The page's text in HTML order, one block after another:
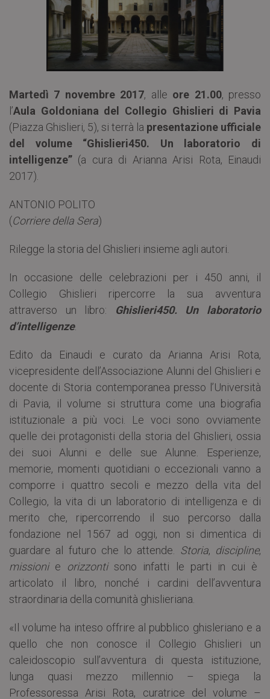
Martedì 7 novembre 2017, alle ore 21.00, presso
l’Aula Goldoniana del Collegio Ghislieri di Pavia
(Piazza Ghislieri, 5), si terrà la presentazione ufficiale
del volume “Ghislieri450. Un laboratorio di
intelligenze” (a cura di Arianna Arisi Rota, Einaudi
2017).
ANTONIO POLITO
(Corriere della Sera)
Rilegge la storia del Ghislieri insieme agli autori.
In occasione delle celebrazioni per i 450 anni, il
Collegio Ghislieri ripercorre la sua avventura
attraverso un libro:
Ghislieri450. Un laboratorio
d’intelligenze.
Edito da Einaudi e curato da Arianna Arisi Rota,
vicepresidente dell’Associazione Alunni del Ghislieri e
docente di Storia contemporanea presso l’Università
di Pavia, il volume si struttura come una biografia
istituzionale a più voci. Le voci sono ovviamente
quelle dei protagonisti della storia del Ghislieri, ossia
dei suoi Alunni e delle sue Alunne. Esperienze,
memorie, momenti quotidiani o eccezionali vanno a
comporre i quattro secoli e mezzo della vita del
Collegio, la vita di un laboratorio di intelligenza e di
merito che, ripercorrendo il suo percorso dalla
fondazione nel 1567 ad oggi, non si dimentica di
guardare al futuro che lo attende. Storia, discipline,
missioni e orizzontisono infatti le parti in cui è
articolato il libro, nonché i cardini dell’avventura
straordinaria della comunità ghislieriana.
«Il volume ha inteso offrire al pubblico ghisleriano e a
quello che non conosce il Collegio Ghislieri un
caleidoscopio sull’avventura di questa istituzione,
lunga quasi mezzo millennio – spiega la
Professoressa Arisi Rota, curatrice del volume –